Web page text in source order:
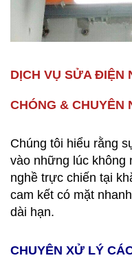
DỊCH VỤ SỬA ĐIỆN
CHÓNG & CHUYÊN
Chúng tôi hiểu rằng
vào những lúc không
nghề trực chiến tại
cam kết có mặt
dài hạn.
CHUYÊN XỬ LÝ